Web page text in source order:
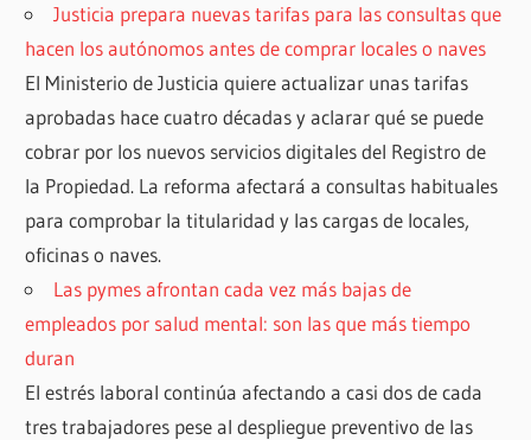
Justicia prepara nuevas tarifas para las consultas que
hacen los autónomos antes de comprar locales o naves
El Ministerio de Justicia quiere actualizar unas tarifas
aprobadas hace cuatro décadas y aclarar qué se puede
cobrar por los nuevos servicios digitales del Registro de
la Propiedad. La reforma afectará a consultas habituales
para comprobar la titularidad y las cargas de locales,
oficinas o naves.
Las pymes afrontan cada vez más bajas de
empleados por salud mental: son las que más tiempo
duran
El estrés laboral continúa afectando a casi dos de cada
tres trabajadores pese al despliegue preventivo de las